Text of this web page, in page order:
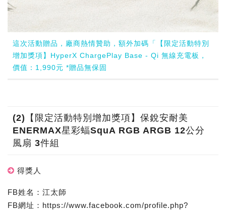
這次活動贈品，廠商熱情贊助，額外加碼「【限定活動特別
增加獎項】HyperX ChargePlay Base - Qi 無線充電板，
價值：1,990元 *贈品無保固
(2)【限定活動特別增加獎項】保銳安耐美
ENERMAX星彩蝠SquA RGB ARGB 12公分
風扇 3件組
得獎人
FB姓名：江太師
FB網址：https://www.facebook.com/profile.php?